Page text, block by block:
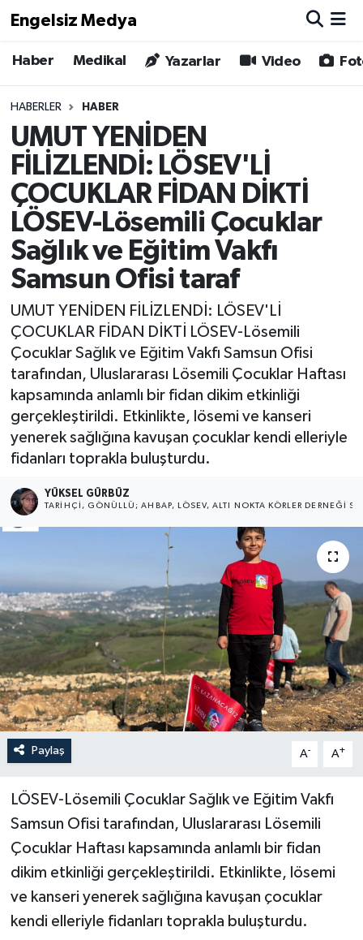
Engelsiz Medya
Haber Medikal Yazarlar Video
HABERLER HABER
UMUT YENİDEN
FİLİZLENDİ: LÖSEV'Lİ
ÇOCUKLAR FİDAN DİKTİ
LÖSEV-Lösemili Çocuklar
Sağlık ve Eğitim Vakfı
Samsun Ofisi taraf
UMUT YENİDEN FİLİZLENDİ: LÖSEV'Lİ
ÇOCUKLAR FİDAN DİKTİ LÖSEV-Lösemili
Çocuklar Sağlık ve Eğitim Vakfı Samsun Ofisi
tarafından, Uluslararası Lösemili Çocuklar Haftası
kapsamında anlamlı bir fidan dikim etkinliği
gerçekleştirildi. Etkinlikte, lösemi ve kanseri
yenerek sağlığına kavuşan çocuklar kendi elleriyle
fidanları toprakla buluşturdu.
YÜKSEL GÜRBÜZ
TARIHÇI, GÖNÜLLÜ; AHBAP, LÖSEV, ALTI NOKTA KÖRLER DERNEĞI SA
Paylaş A- A+
LÖSEV-Lösemili Çocuklar Sağlık ve Eğitim Vakfı
Samsun Ofisi tarafından, Uluslararası Lösemili
Çocuklar Haftası kapsamında anlamlı bir fidan
dikim etkinliği gerçekleştirildi. Etkinlikte, lösemi
ve kanseri yenerek sağlığına kavuşan çocuklar
kendi elleriyle fidanları toprakla buluşturdu.
Haber
Medikal
Yönetim Kurulu
Yazarlar
Biz Buradayız
Künye
İletişim
Gizlilik Sözleşmesi
Hava Durumu
Trafik Durumu
Süper Lig Puan Durumu ve Fikstür
Tüm Manşetler
Son Dakika Haberleri
Haber Arşivi